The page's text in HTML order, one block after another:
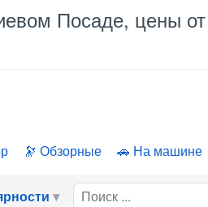
Посаде, цены
Обзорные На машине